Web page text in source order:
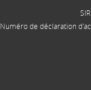
Numéro de déclaration